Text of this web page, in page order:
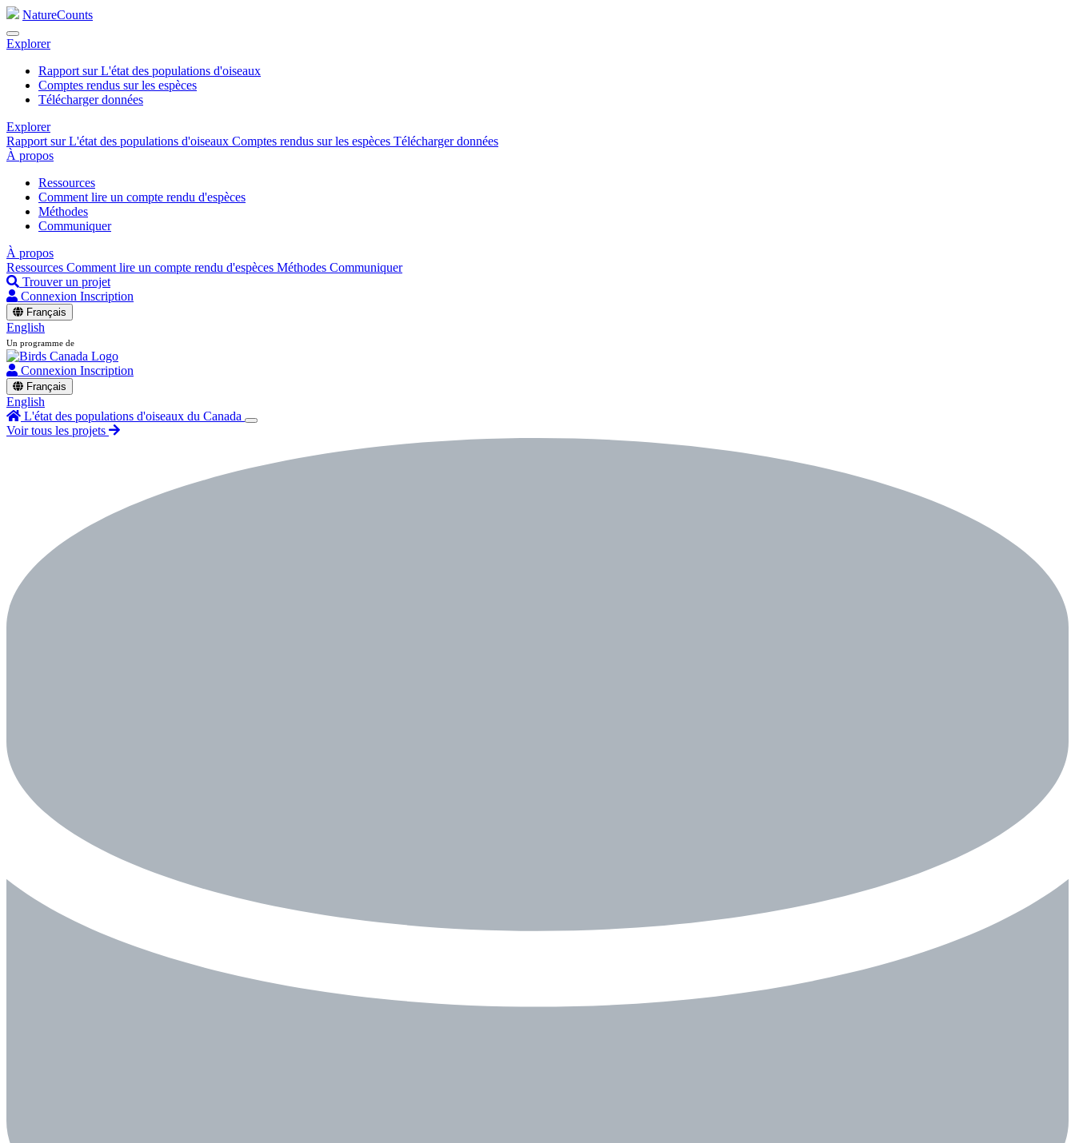
NatureCounts
Explorer
Rapport sur L'état des populations d'oiseaux
Comptes rendus sur les espèces
Télécharger données
Explorer
Rapport sur L'état des populations d'oiseaux Comptes rendus sur les espèces Télécharger données
À propos
Ressources
Comment lire un compte rendu d'espèces
Méthodes
Communiquer
À propos
Ressources Comment lire un compte rendu d'espèces Méthodes Communiquer
Trouver un projet
Connexion Inscription
Français
English
Un programme de
Connexion Inscription
Français
English
L'état des populations d'oiseaux du Canada
Voir tous les projets